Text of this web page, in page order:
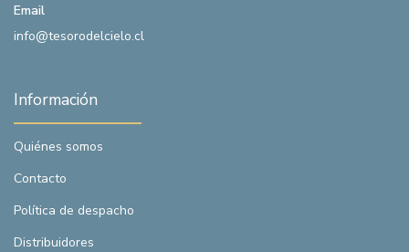
Email
info@tesorodelcielo.cl
Información
Quiénes somos
Contacto
Política de despacho
Distribuidores